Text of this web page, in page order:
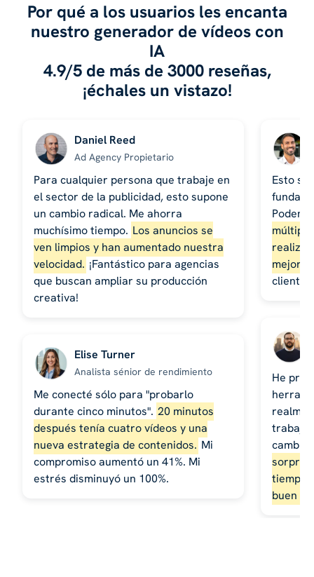
Por qué a los usuarios les encanta
nuestro generador de vídeos con
IA
4.9/5 de más de 3000 reseñas,
¡échales un vistazo!
Daniel Reed
Ad Agency Propietario
Para cualquier persona que trabaje en
el sector de la publicidad, esto supone
un cambio radical. Me ahorra
muchísimo tiempo. Los anuncios se
ven limpios y han aumentado nuestra
velocidad. ¡Fantástico para agencias
que buscan ampliar su producción
creativa!
Elise Turner
Analista sénior de rendimiento
Me conecté sólo para "probarlo
durante cinco minutos". 20 minutos
después tenía cuatro vídeos y una
nueva estrategia de contenidos. Mi
compromiso aumentó un 41%. Mi
estrés disminuyó un 100%.
Esto se
realiza
He
trabajo
tiempo
buen